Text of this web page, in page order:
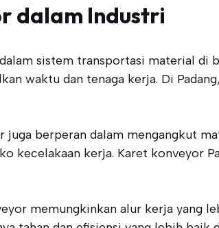
dalam Industri
sistem transportasi material
waktu dan tenaga kerja. Di
berperan dalam mengangkut
kecelakaan kerja. Karet konveyor
memungkinkan alur kerja yang